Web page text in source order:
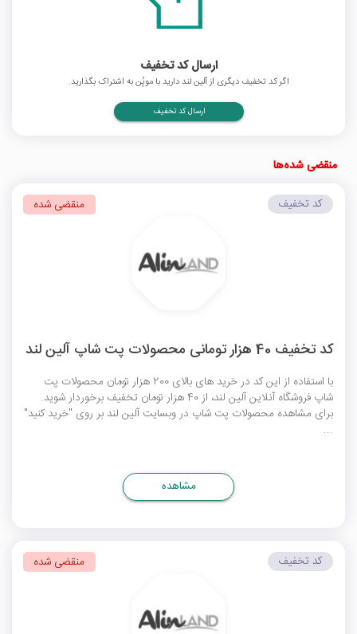
ارسال کد تخفیف
اگر کد تخفیف دیگری از آلین لند دارید با موپُن به اشتراک بگذارید.
ارسال کد تخفیف
منقضی شده‌ها
کد تخفیف 40 هزار تومانی محصولات پت شاپ آلین لند
با استفاده از این کد در خرید های بالای 200 هزار تومان محصولات پت
شاپ فروشگاه آنلاین آلین لند، از 40 هزار تومان تخفیف برخوردار شوید.
برای مشاهده محصولات پت شاپ در وبسایت آلین لند بر روی "خرید کنید"
...
کد تخفیف منقضی شده
مشاهده
کد تخفیف منقضی شده